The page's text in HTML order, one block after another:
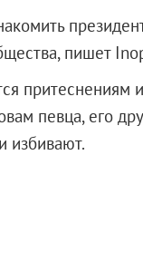
пишет
притеснениям
певца, его
избивают.